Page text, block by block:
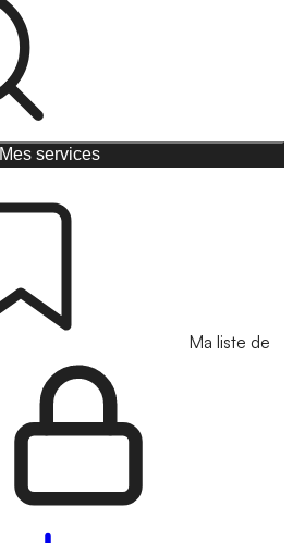
Mes services
Ma liste de